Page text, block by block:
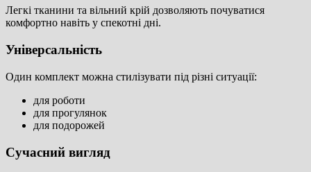
Легкі тканини та вільний крій дозволяють почуватися
комфортно навіть у спекотні дні.
Універсальність
Один комплект можна стилізувати під різні ситуації:
для роботи
для прогулянок
для подорожей
Сучасний вигляд